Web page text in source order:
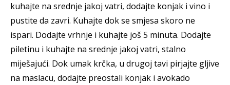
kuhajte na srednje jakoj vatri, dodajte konjak i vino i
pustite da zavri. Kuhajte dok se smjesa skoro ne
ispari. Dodajte vrhnje i kuhajte još 5 minuta. Dodajte
piletinu i kuhajte na srednje jakoj vatri, stalno
miješajući. Dok umak krčka, u drugoj tavi pirjajte gljive
na maslacu, dodajte preostali konjak i avokado